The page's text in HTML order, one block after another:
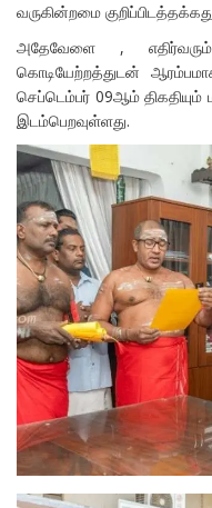
வருகின்றமை
அதேவேளை ,
கொடியேற்றத்துடன்
செப்டெம்பர் 09ஆம் திகதியும்
இடம்பெறவுள்ளது.